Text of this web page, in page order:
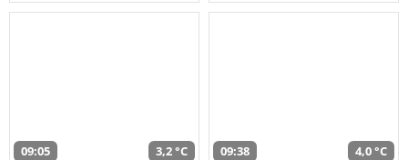
09:05 3,2 °C 09:38 4,0 °C